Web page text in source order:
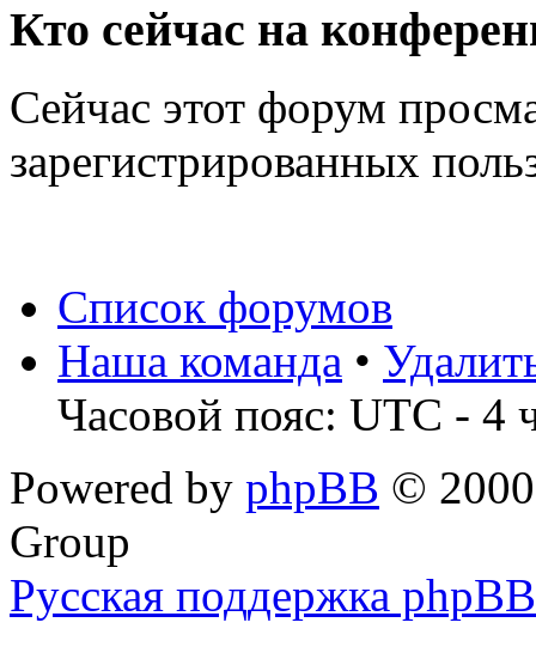
Кто сейчас на
Сейчас этот форум
зарегистрированных
Список форумов
Наша команда •
Часовой пояс: UTC - 4
Powered by phpBB ©
Group
Русская поддержка phpBB